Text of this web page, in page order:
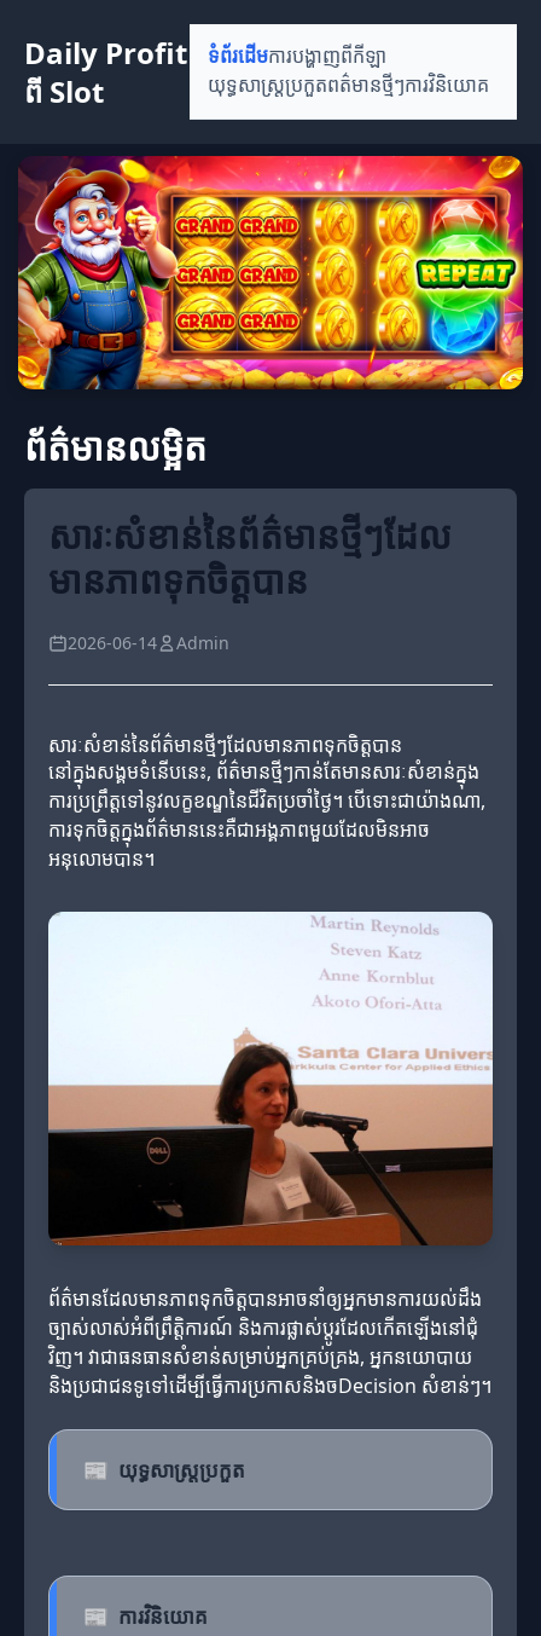
Daily Profit
ពី Slot
ទំព័រដើមការបង្ហាញពីកីឡា
យុទ្ធសាស្ត្រប្រកួតពត៌មានថ្មីៗការវិនិយោគ
ព័ត៌មានលម្អិត
សារៈសំខាន់នៃព័ត៌មានថ្មីៗដែល
មានភាពទុកចិត្តបាន
2026-06-14 Admin
សារៈសំខាន់នៃព័ត៌មានថ្មីៗដែលមានភាពទុកចិត្តបាន
នៅក្នុងសង្គមទំនើបនេះ, ព័ត៌មានថ្មីៗកាន់តែមានសារៈសំខាន់ក្នុង
ការប្រព្រឹត្តទៅនូវលក្ខខណ្ឌនៃជីវិតប្រចាំថ្ងៃ។ បើទោះជាយ៉ាងណា,
ការទុកចិត្តក្នុងព័ត៌មាននេះគឺជាអង្គភាពមួយដែលមិនអាច
អនុលោមបាន។
ព័ត៌មានដែលមានភាពទុកចិត្តបានអាចនាំឲ្យអ្នកមានការយល់ដឹង
ច្បាស់លាស់អំពីព្រឹត្តិការណ៍ និងការផ្លាស់ប្តូរដែលកើតឡើងនៅជុំ
វិញ។ វាជាធនធានសំខាន់សម្រាប់អ្នកគ្រប់គ្រង, អ្នកនយោបាយ
និងប្រជាជនទូទៅដើម្បីធ្វើការប្រកាសនិងចDecision សំខាន់ៗ។
📰 យុទ្ធសាស្ត្រប្រកួត
📰 ការវិនិយោគ